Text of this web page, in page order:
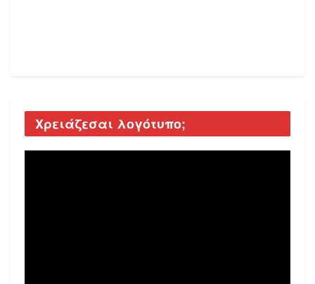
Χρειάζεσαι λογότυπο;